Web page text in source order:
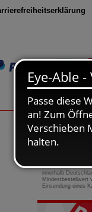
0800-10
gebührenfreie
innerhalb
Mindestbestellwert
Einsendung eines